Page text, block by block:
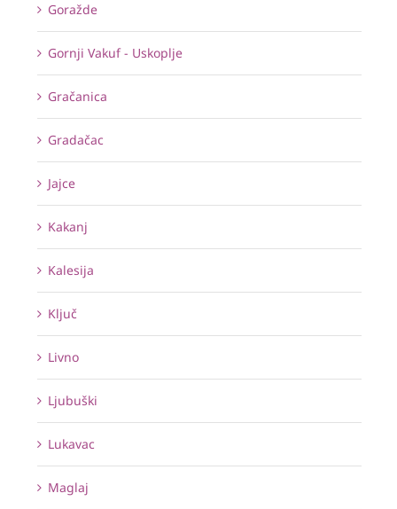
Goražde
Gornji Vakuf - Uskoplje
Gračanica
Gradačac
Jajce
Kakanj
Kalesija
Ključ
Livno
Ljubuški
Lukavac
Maglaj